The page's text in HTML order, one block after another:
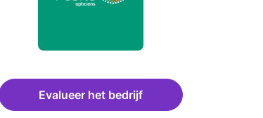
Evalueer het bedrijf